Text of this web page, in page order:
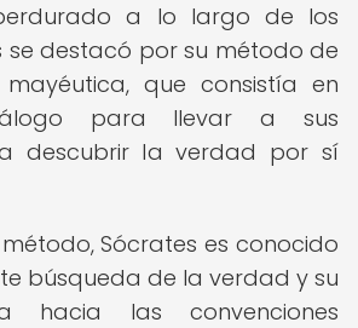
a lo largo de los
se destacó por su método de
que consistía en
para llevar a sus
descubrir la verdad por sí
Sócrates es conocido
búsqueda de la verdad y su
hacia las convenciones